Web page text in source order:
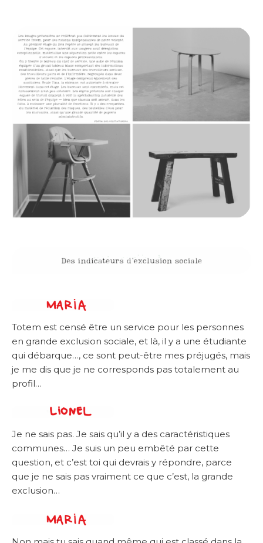
Totem est censé être un service pour les personnes
en grande exclusion sociale, et là, il y a une étudiante
qui débarque…, ce sont peut-être mes préjugés, mais
je me dis que je ne corresponds pas totalement au
profil…
Je ne sais pas. Je sais qu’il y a des caractéristiques
communes… Je suis un peu embêté par cette
question, et c’est toi qui devrais y répondre, parce
que je ne sais pas vraiment ce que c’est, la grande
exclusion…